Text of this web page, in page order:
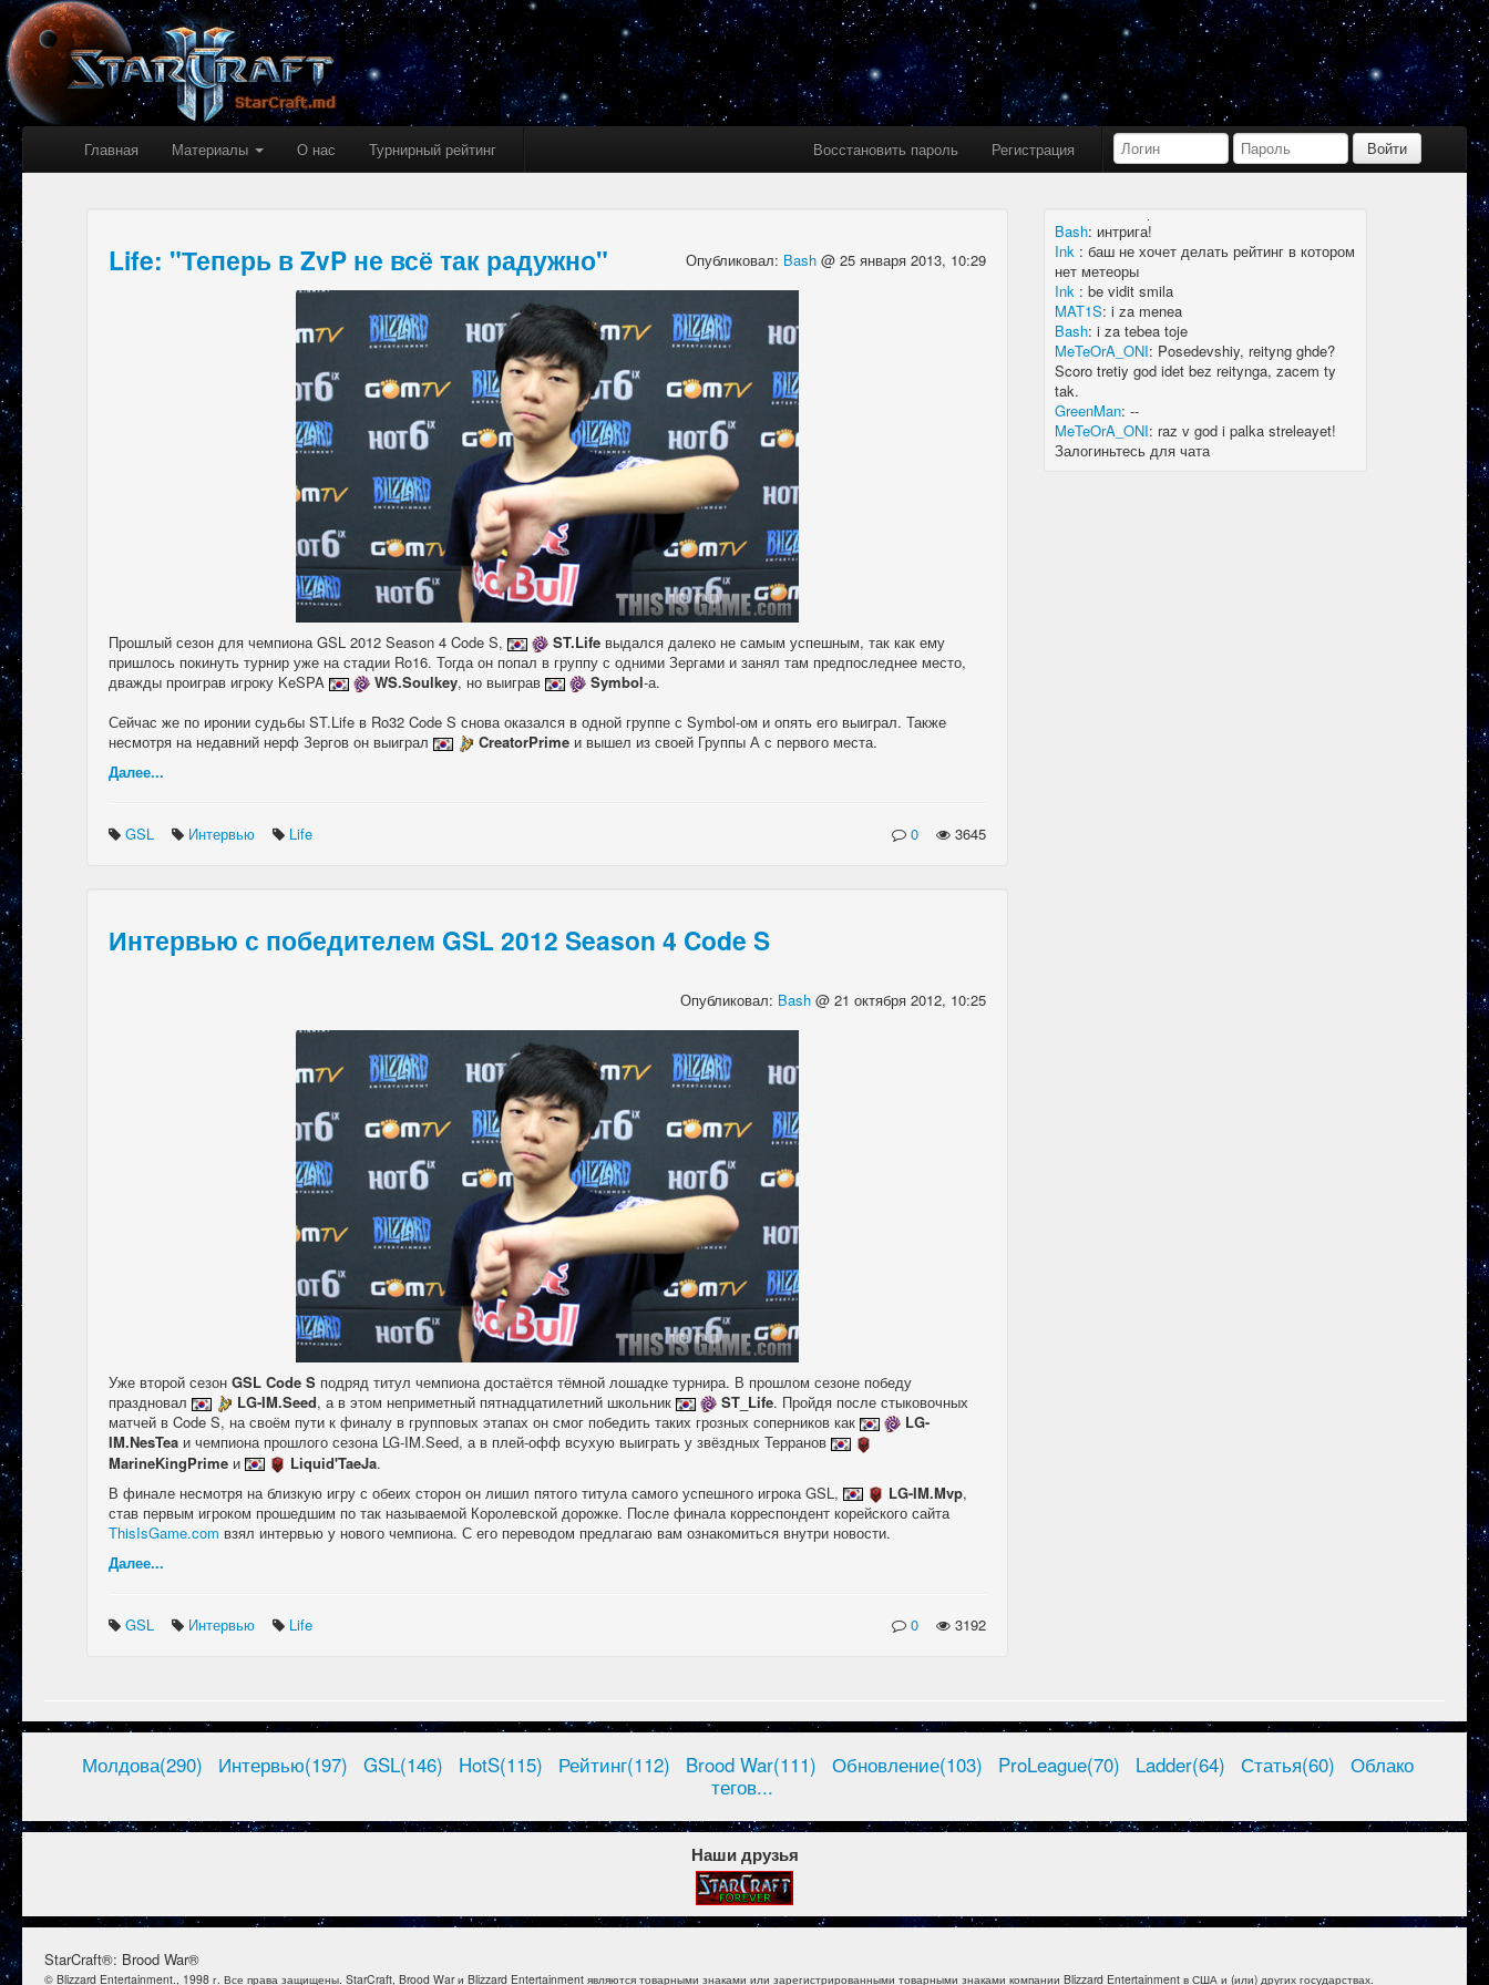
Главная Материалы О нас Турнирный рейтинг Восстановить пароль Регистрация
Life: "Теперь в ZvP не всё так радужно" Опубликовал: Bash @ 25 января 2013, 10:29
Прошлый сезон для чемпиона GSL 2012 Season 4 Code S, ST.Lifeвыдался далеко не самым успешным, так как ему
пришлось покинуть турнир уже на стадии Ro16. Тогда он попал в группу с одними Зергами и занял там предпоследнее место,
дважды проиграв игроку KeSPA
WS.Soulkey, но выиграв Symbol-а.
Сейчас же по иронии судьбы ST.Life в Ro32 Code S снова оказался в одной группе с Symbol-ом и опять его выиграл. Также
несмотря на недавний нерф Зергов он выиграл
CreatorPrimeи вышел из своей Группы А с первого места.
Далее...
GSL Интервью Life 0 3645
Интервью с победителем GSL 2012 Season 4 Code S
Опубликовал: Bash @ 21 октября 2012, 10:25
Уже второй сезон GSL Code Sподряд титул чемпиона достаётся тёмной лошадке турнира. В прошлом сезоне победу
праздновал
LG-IM.Seed, а в этом неприметный пятнадцатилетний школьник ST_Life. Пройдя после стыковочных
матчей в Code S, на своём пути к финалу в групповых этапах он смог победить таких грозных соперников как
LG-
IM.NesTeaи чемпиона прошлого сезона LG-IM.Seed, а в плей-офф всухую выиграть у звёздных Терранов
MarineKingPrimeи Liquid'TaeJa.
В финале несмотря на близкую игру с обеих сторон он лишил пятого титула самого успешного игрока GSL,
LG-IM.Mvp,
став первым игроком прошедшим по так называемой Королевской дорожке. После финала корреспондент корейского сайта
ThisIsGame.com взял интервью у нового чемпиона. С его переводом предлагаю вам ознакомиться внутри новости.
Далее...
GSL Интервью Life 0 3192
Bash : limboid, заходил бы в Дискорд не
пропустил бы.
Ink
limboid, сейчас как бы всё сообщество
в дискорде, там всегда инфа самая
актуальная
k7.Gladiator : yoyo
Ink:yoyo
MAT1S
гладиатор = бв нагибатор?
Ink:на 20 лей игратор
Bash: интрига!
Ink :баш не хочет делать рейтинг в котором
нет метеоры
Ink :be vidit smila
MAT1S:i za menea
Bash:i za tebea toje
MeTeOrA_ONI: Posedevshiy, reityng ghde?
Scoro tretiy god idet bez reitynga, zacem ty
tak.
GreenMan:--
MeTeOrA_ONI: raz v god i palka streleayet!
Залогиньтесь для чата
Молдова(290) Интервью(197) GSL(146) HotS(115) Рейтинг(112) Brood War(111) Обновление(103) ProLeague(70) Ladder(64) Статья(60)
Облако
тегов...
Наши друзья
StarCraft®: Brood War®
© Blizzard Entertainment., 1998 г. Все права защищены. StarCraft, Brood War и Blizzard Entertainment являются товарными знаками или зарегистрированными товарными знаками компании Blizzard Entertainment в США и (или) других государствах.